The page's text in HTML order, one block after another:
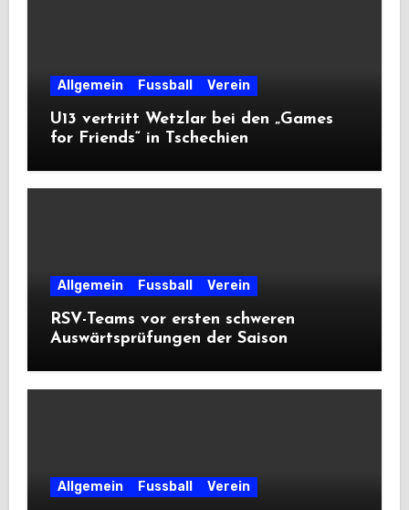
Allgemein Fussball Verein
U13 vertritt Wetzlar bei den „Games
for Friends“ in Tschechien
Allgemein Fussball Verein
RSV-Teams vor ersten schweren
Auswärtsprüfungen der Saison
Allgemein Fussball Verein